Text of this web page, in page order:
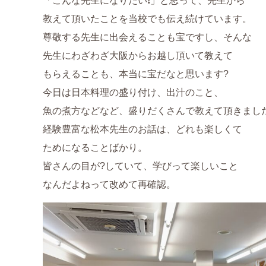
教えて頂いたことを当校でも伝え続けています。
尊敬する先生に出会えることも宝ですし、そんな
先生にわざわざ大阪からお越し頂いて教えて
もらえることも、本当に宝だなと思います?
今日は日本料理の盛り付け、出汁のこと、
魚の煮方などなど、盛りだくさんで教えて頂きまし
経験豊富な松本先生のお話は、どれも楽しくて
ためになることばかり。
皆さんの目が?していて、学びって楽しいこと
なんだよねって改めて再確認。